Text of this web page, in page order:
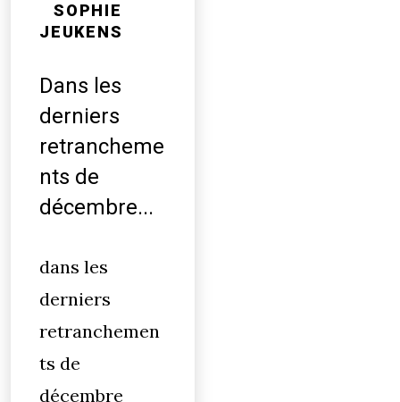
SOPHIE
JEUKENS
Dans les
derniers
retrancheme
nts de
décembre...
dans les
derniers
retranchemen
ts de
décembre